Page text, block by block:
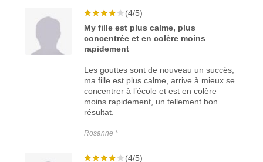
(4/5)
My fille est plus calme, plus
concentrée et en colère moins
rapidement
Les gouttes sont de nouveau un succès,
ma fille est plus calme, arrive à mieux se
concentrer à l’école et est en colère
moins rapidement, un tellement bon
résultat.
Rosanne *
(4/5)